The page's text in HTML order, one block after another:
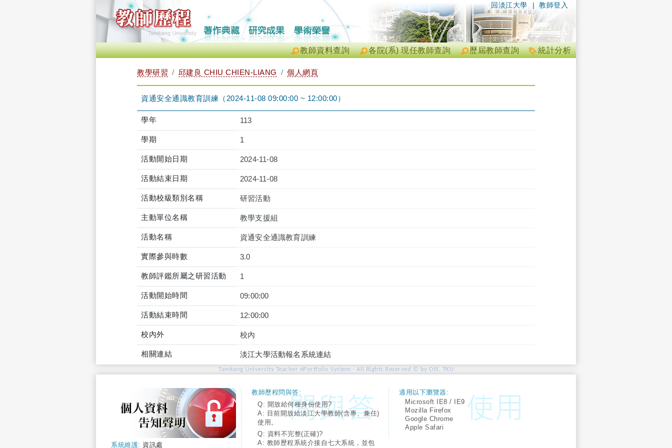
| 教師登入
回淡江大學
統計分析
歷屆教師查詢
各院(系) 現任教師查詢
教師資料查詢
教學研習 邱建良 CHIU CHIEN-LIANG 個人網頁
資通安全通識教育訓練（2024-11-08 09:00:00 ~ 12:00:00）
學年 113
學期 1
活動開始日期 2024-11-08
活動結束日期 2024-11-08
活動校級類別名稱 研習活動
主動單位名稱 教學支援組
活動名稱 資通安全通識教育訓練
實際參與時數 3.0
教師評鑑所屬之研習活動 1
活動開始時間 09:00:00
活動結束時間 12:00:00
校內外 校內
相關連結 淡江大學活動報名系統連結
Tamkang University Teacher ePortfolio System - All Rights Reserved © by OIS, TKU
系統維護: 資訊處
教師歷程問與答:
Q: 開放給何種身份使用?
A: 目前開放給淡江大學教師(含專、兼任)
使用。
Q: 資料不完整(正確)?
A: 教師歷程系統介接自七大系統，並包
適用以下瀏覽器:
Microsoft IE8 / IE9
Mozilla Firefox
Google Chrome
Apple Safari